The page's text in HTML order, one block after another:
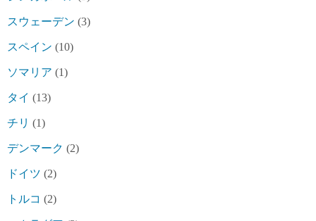
スウェーデン (3)
スペイン (10)
ソマリア (1)
タイ (13)
チリ (1)
デンマーク (2)
ドイツ (2)
トルコ (2)